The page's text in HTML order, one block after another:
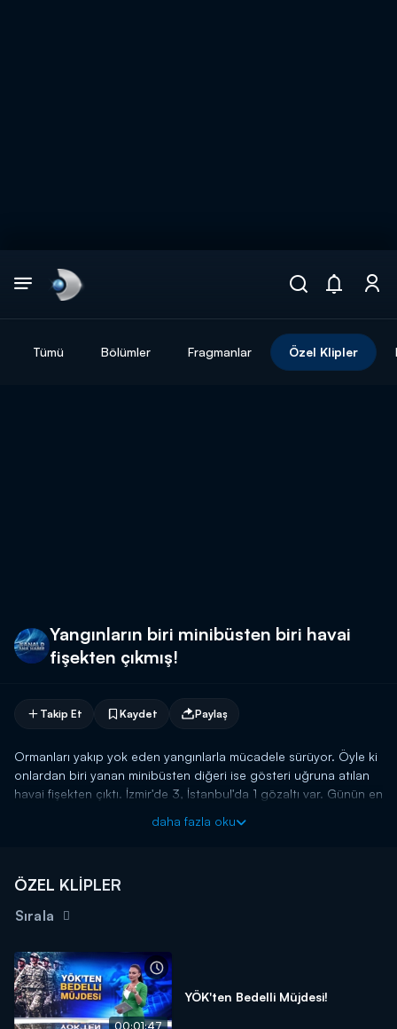
Tümü Bölümler Fragmanlar Özel Klipler
Yangınların biri minibüsten biri havai
fişekten çıkmış!
Takip Et Kaydet Paylaş
Ormanları yakıp yok eden yangınlarla mücadele sürüyor. Öyle ki
onlardan biri yanan minibüsten diğeri ise gösteri uğruna atılan
havai fişekten çıktı. İzmir'de 3, İstanbul'da 1 gözaltı var. Günün en
saatlerce tehdit altına alan orman yangınlarında son durum!
daha fazla oku
ÖZEL KLİPLER
Sırala
00:01:47
YÖK'ten Bedelli Müjdesi!